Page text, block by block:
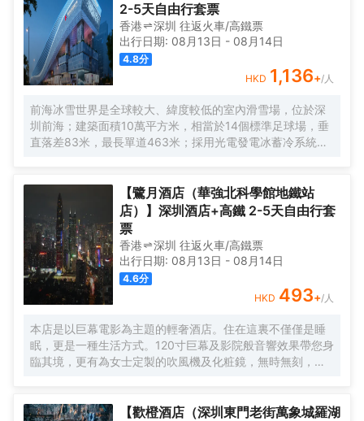
2-5天自由行套票
香港 深圳 往返火車/高鐵票
出行日期: 08月13日 - 08月14日
4.8分
HKD 1,136+/人
前海冰雪世界是全球較大、緯度較低的室內滑雪場，位於深
圳前海；建築面積10萬平方米，相當於14個標準足球場，垂
直落差83米，最長單道463米‌；採用光電發電冰蓄冷系統，
【鷺月酒店（華強北科學館地鐵站
店）】深圳酒店+高鐵 2-5天自由行套
票
香港 深圳 往返火車/高鐵票
出行日期: 08月13日 - 08月14日
4.6分
HKD 493+/人
本店是以巨幕電影為主題的輕奢酒店。住在這裏不僅僅是睡
眠，更是一種生活方式。120寸巨幕及影院般音響效果帶您身
臨其境，更有為女士定製的吹風機及化粧鏡，無時無刻，呈
【歡橙酒店（深圳東門老街萬象城羅湖